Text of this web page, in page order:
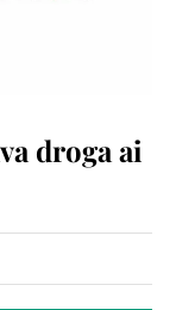
droga ai